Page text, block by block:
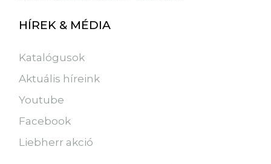
HÍREK & MÉDIA
Katalógusok
Aktuális híreink
Youtube
Facebook
Liebherr akció